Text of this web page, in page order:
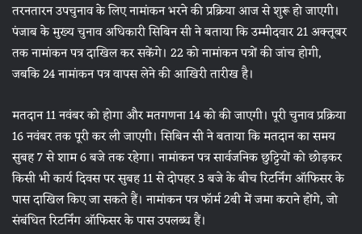
तरनतारन उपचुनाव के लिए नामांकन भरने की प्रक्रिया आज से शुरू हो जाएगी।
पंजाब के मुख्य चुनाव अधिकारी सिबिन सी ने बताया कि उम्मीदवार 21 अक्तूबर
तक नामांकन पत्र दाखिल कर सकेंगे। 22 को नामांकन पत्रों की जांच होगी,
जबकि 24 नामांकन पत्र वापस लेने की आखिरी तारीख है।
मतदान 11 नवंबर को होगा और मतगणना 14 को की जाएगी। पूरी चुनाव प्रक्रिया
16 नवंबर तक पूरी कर ली जाएगी। सिबिन सी ने बताया कि मतदान का समय
सुबह 7 से शाम 6 बजे तक रहेगा। नामांकन पत्र सार्वजनिक छुट्टियों को छोड़कर
किसी भी कार्य दिवस पर सुबह 11 से दोपहर 3 बजे के बीच रिटर्निंग ऑफिसर के
पास दाखिल किए जा सकते हैं। नामांकन पत्र फॉर्म 2बी में जमा कराने होंगे, जो
संबंधित रिटर्निंग ऑफिसर के पास उपलब्ध हैं।